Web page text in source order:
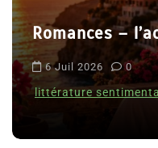
r
t
i
c
e
Romances –
6 Juil 2026 0
littérature